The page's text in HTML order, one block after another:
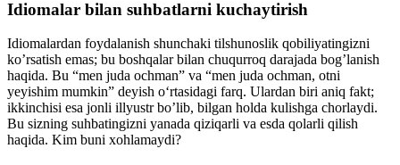
Idiomalar bilan suhbatlarni kuchaytirish
Idiomalardan foydalanish shunchaki tilshunoslik qobiliyatingizni
ko’rsatish emas; bu boshqalar bilan chuqurroq darajada bog’lanish
haqida. Bu “men juda ochman” va “men juda ochman, otni
yeyishim mumkin” deyish o‘rtasidagi farq. Ulardan biri aniq fakt;
ikkinchisi esa jonli illyustr bo’lib, bilgan holda kulishga chorlaydi.
Bu sizning suhbatingizni yanada qiziqarli va esda qolarli qilish
haqida. Kim buni xohlamaydi?